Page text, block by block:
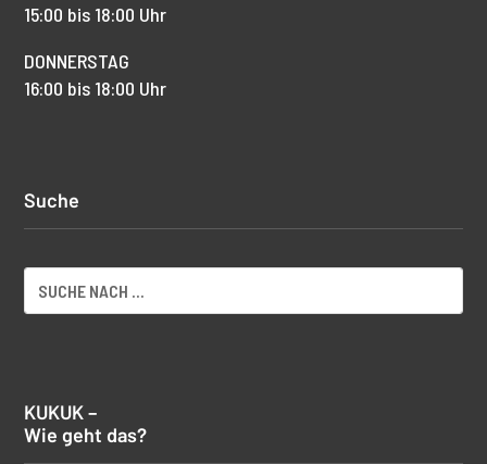
15:00 bis 18:00 Uhr
DONNERSTAG
16:00 bis 18:00 Uhr
Suche
KUKUK –
Wie geht das?